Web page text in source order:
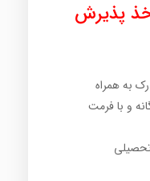
پذیرش
به همراه
و با فرمت